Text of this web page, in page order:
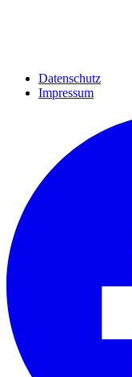
Datenschutz
Impressum